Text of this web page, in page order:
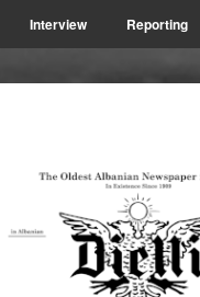
Interview Reporting